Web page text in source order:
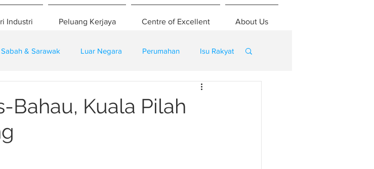
Industri Peluang Kerjaya Centre of Excellent About Us
Sabah & Sarawak Luar Negara Perumahan Isu Rakyat
Bahau, Kuala Pilah